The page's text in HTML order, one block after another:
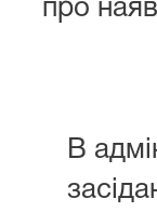
про
В